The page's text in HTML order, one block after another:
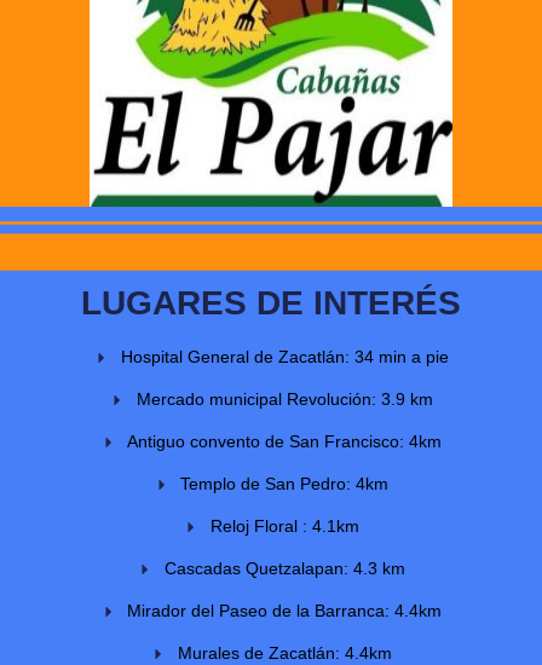
LUGARES DE INTERÉS
Hospital General de Zacatlán: 34 min a pie
Mercado municipal Revolución: 3.9 km
Antiguo convento de San Francisco: 4km
Templo de San Pedro: 4km
Reloj Floral : 4.1km
Cascadas Quetzalapan: 4.3 km
Mirador del Paseo de la Barranca: 4.4km
Murales de Zacatlán: 4.4km